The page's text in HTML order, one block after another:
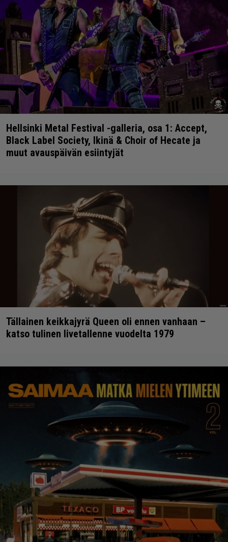
Hellsinki Metal Festival -galleria, osa 1: Accept,
Black Label Society, Ikinä & Choir of Hecate ja
muut avauspäivän esiintyjät
Tällainen keikkajyrä Queen oli ennen vanhaan –
katso tulinen livetallenne vuodelta 1979